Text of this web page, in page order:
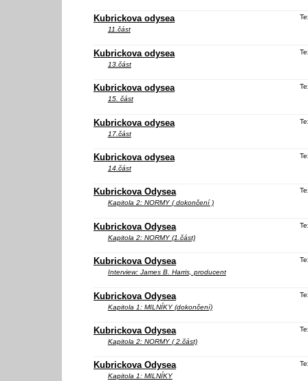
Kubrickova odysea
11.část
Kubrickova odysea
13.část
Kubrickova odysea
15. část
Kubrickova odysea
17.část
Kubrickova odysea
14.část
Kubrickova Odysea
Kapitola 2: NORMY ( dokončení )
Kubrickova Odysea
Kapitola 2: NORMY (1.část)
Kubrickova Odysea
Interview: James B. Harris, producent
Kubrickova Odysea
Kapitola 1: MILNÍKY (dokončení)
Kubrickova Odysea
Kapitola 2: NORMY ( 2.část)
Kubrickova Odysea
Kapitola 1: MILNÍKY